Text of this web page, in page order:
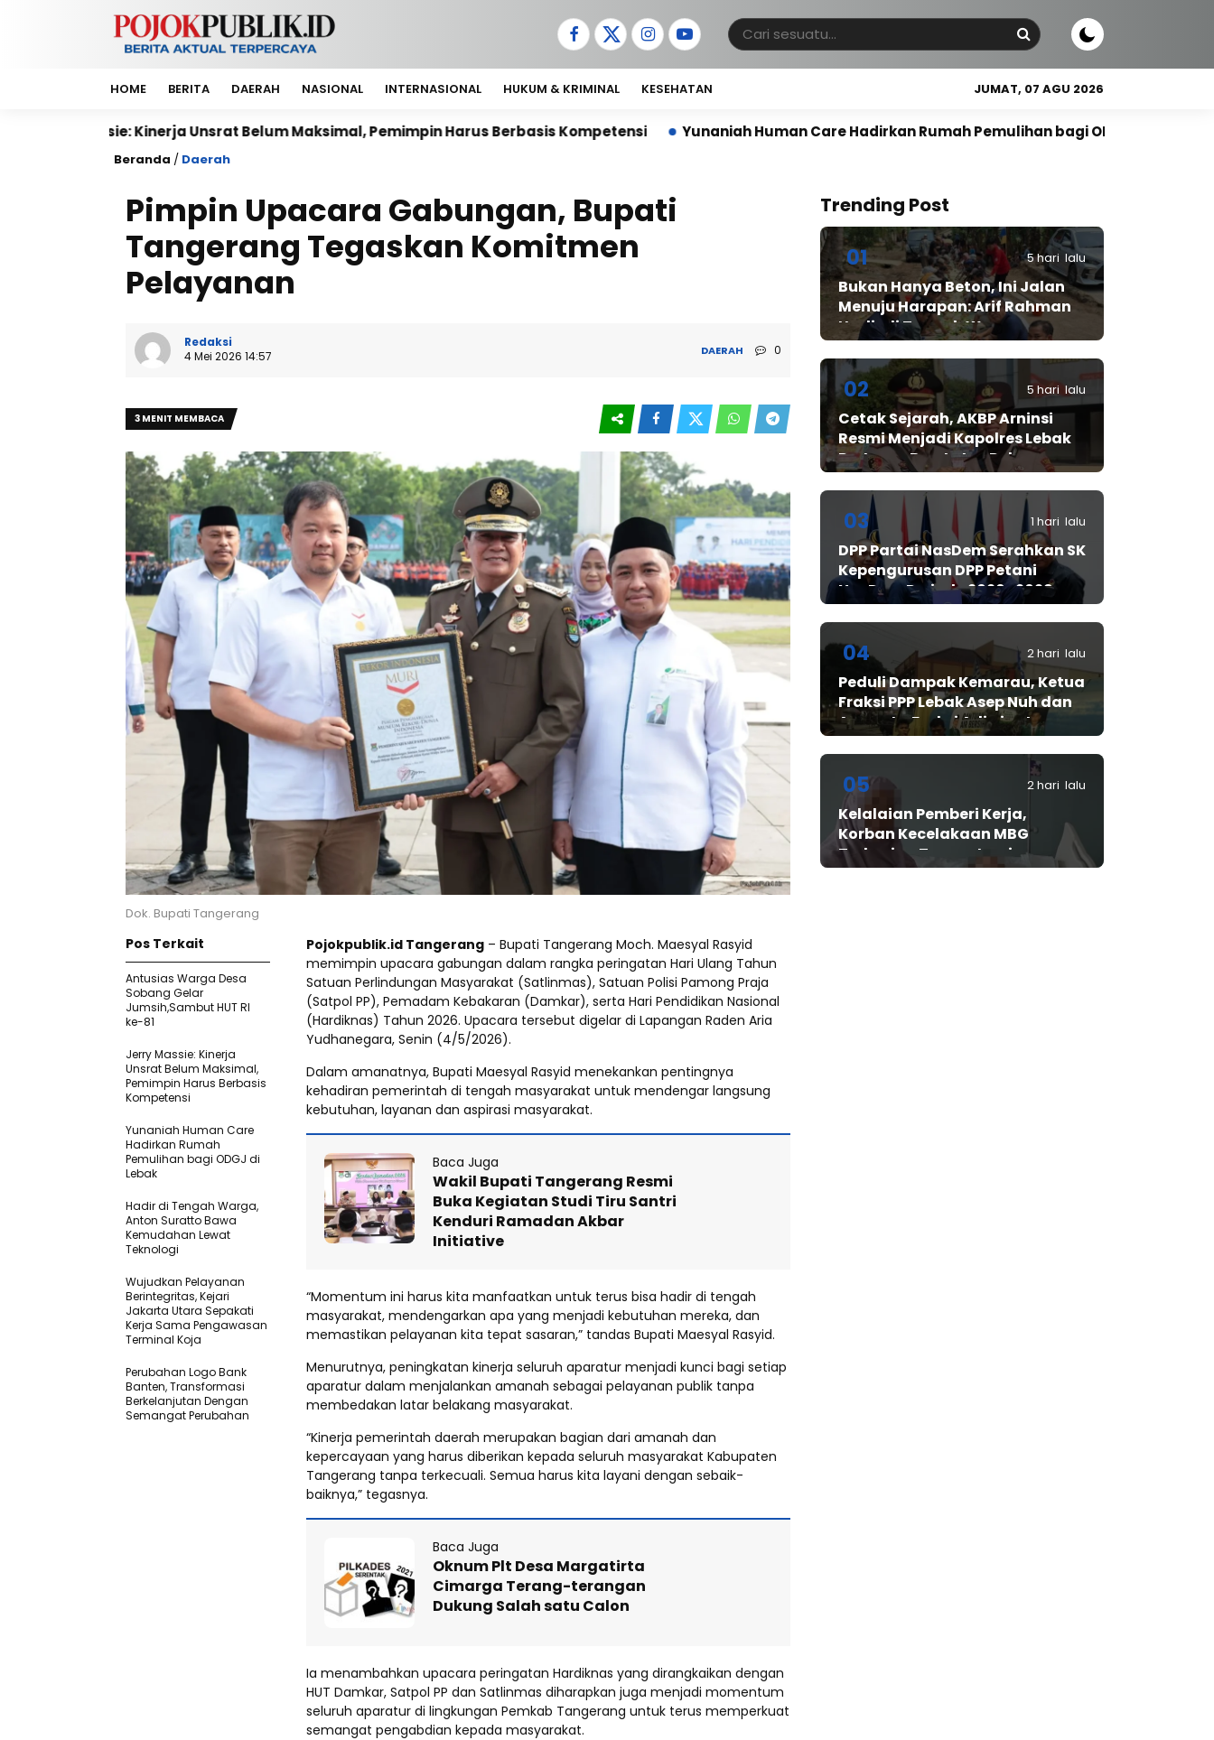
HOME BERITA DAERAH NASIONAL INTERNASIONAL HUKUM & KRIMINAL KESEHATAN JUMAT, 07 AGU 2026
Unsrat Belum Maksimal, Pemimpin Harus Berbasis Kompetensi Yunaniah Human Care Hadirkan Rumah Pemulihan bagi ODGJ di Lebak Hadir di Tengah
Beranda / Daerah
Pimpin Upacara Gabungan, Bupati
Tangerang Tegaskan Komitmen
Pelayanan
Redaksi
4 Mei 2026 14:57
DAERAH 0
3 MENIT MEMBACA
Dok. Bupati Tangerang
Pojokpublik.id Tangerang – Bupati Tangerang Moch. Maesyal Rasyid
memimpin upacara gabungan dalam rangka peringatan Hari Ulang Tahun
Satuan Perlindungan Masyarakat (Satlinmas), Satuan Polisi Pamong Praja
(Satpol PP), Pemadam Kebakaran (Damkar), serta Hari Pendidikan Nasional
(Hardiknas) Tahun 2026. Upacara tersebut digelar di Lapangan Raden Aria
Yudhanegara, Senin (4/5/2026).
Dalam amanatnya, Bupati Maesyal Rasyid menekankan pentingnya
kehadiran pemerintah di tengah masyarakat untuk mendengar langsung
kebutuhan, layanan dan aspirasi masyarakat.
Baca Juga
Wakil Bupati Tangerang Resmi
Buka Kegiatan Studi Tiru Santri
Kenduri Ramadan Akbar
Initiative
“Momentum ini harus kita manfaatkan untuk terus bisa hadir di tengah
masyarakat, mendengarkan apa yang menjadi kebutuhan mereka, dan
memastikan pelayanan kita tepat sasaran,” tandas Bupati Maesyal Rasyid.
Menurutnya, peningkatan kinerja seluruh aparatur menjadi kunci bagi setiap
aparatur dalam menjalankan amanah sebagai pelayanan publik tanpa
membedakan latar belakang masyarakat.
“Kinerja pemerintah daerah merupakan bagian dari amanah dan
kepercayaan yang harus diberikan kepada seluruh masyarakat Kabupaten
Tangerang tanpa terkecuali. Semua harus kita layani dengan sebaik-
baiknya,” tegasnya.
Baca Juga
Oknum Plt Desa Margatirta
Cimarga Terang-terangan
Dukung Salah satu Calon
Ia menambahkan upacara peringatan Hardiknas yang dirangkaikan dengan
HUT Damkar, Satpol PP dan Satlinmas diharapkan juga menjadi momentum
seluruh aparatur di lingkungan Pemkab Tangerang untuk terus memperkuat
semangat pengabdian kepada masyarakat.
Pos Terkait
Antusias Warga Desa
Sobang Gelar
Jumsih,Sambut HUT RI
ke-81
Jerry Massie: Kinerja
Unsrat Belum Maksimal,
Pemimpin Harus Berbasis
Kompetensi
Yunaniah Human Care
Hadirkan Rumah
Pemulihan bagi ODGJ di
Lebak
Hadir di Tengah Warga,
Anton Suratto Bawa
Kemudahan Lewat
Teknologi ​
Wujudkan Pelayanan
Berintegritas, Kejari
Jakarta Utara Sepakati
Kerja Sama Pengawasan
Terminal Koja
Perubahan Logo Bank
Banten, Transformasi
Berkelanjutan Dengan
Semangat Perubahan
Trending Post
01 5 hari lalu
Bukan Hanya Beton, Ini Jalan
Menuju Harapan: Arif Rahman
Hadir di Tengah Warga
Cibadak
02 5 hari lalu
Cetak Sejarah, AKBP Arninsi
Resmi Menjadi Kapolres Lebak
Pertama Berstatus Polwan
03 1 hari lalu
DPP Partai NasDem Serahkan SK
Kepengurusan DPP Petani
NasDem Periode 2026–2029,
Arif Rahman, S.H. Resmi Pimpin
Nasdem
04 2 hari lalu
Peduli Dampak Kemarau, Ketua
Fraksi PPP Lebak Asep Nuh dan
Anggota Fraksi Adiwinata
Kusuma Salurkan Bantuan Air
Bintangresm
05 2 hari lalu
Kelalaian Pemberi Kerja,
Korban Kecelakaan MBG
Terbaring Tanpa Jaminan